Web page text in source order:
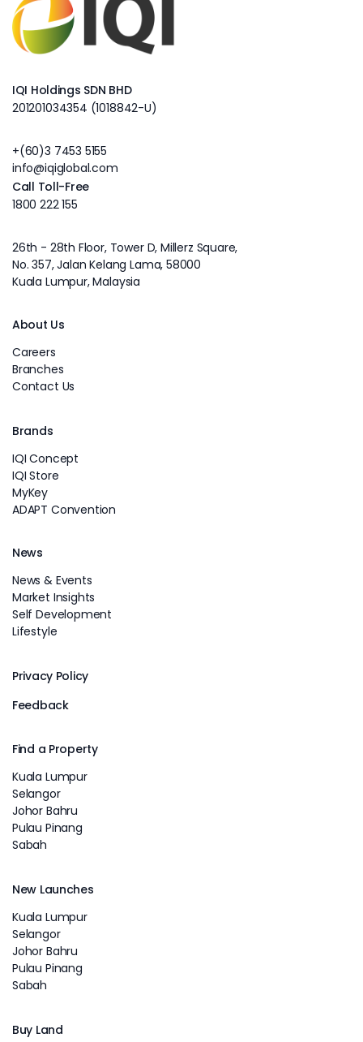
IQI Holdings SDN BHD
201201034354 (1018842-U)
+(60)3 7453 5155
info@iqiglobal.com
Call Toll-Free
1800 222 155
26th - 28th Floor, Tower D, Millerz Square,
No. 357, Jalan Kelang Lama, 58000
Kuala Lumpur, Malaysia
About Us
Careers
Branches
Contact Us
Brands
IQI Concept
IQI Store
MyKey
ADAPT Convention
News
News & Events
Market Insights
Self Development
Lifestyle
Privacy Policy
Feedback
Find a Property
Kuala Lumpur
Selangor
Johor Bahru
Pulau Pinang
Sabah
New Launches
Kuala Lumpur
Selangor
Johor Bahru
Pulau Pinang
Sabah
Buy Land